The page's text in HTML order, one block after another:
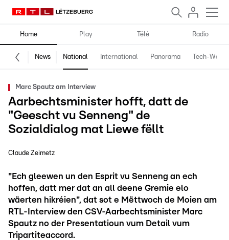
Home Play Télé Radio
News National International Panorama Tech-World
Marc Spautz am Interview
Aarbechtsminister hofft, datt de
"Geescht vu Senneng" de
Sozialdialog mat Liewe fëllt
Claude Zeimetz
"Ech gleewen un den Esprit vu Senneng an ech
hoffen, datt mer dat an all deene Gremie elo
wäerten hikréien", dat sot e Mëttwoch de Moien am
RTL-Interview den CSV-Aarbechtsminister Marc
Spautz no der Presentatioun vum Detail vum
Tripartiteaccord.